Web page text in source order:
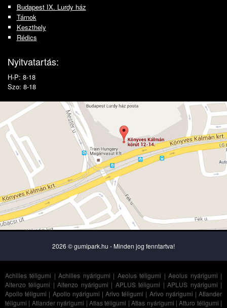
Budapest IX. Lurdy ház
Tárnok
Keszthely
Rédics
Nyitvatartás:
H-P: 8-18
Szo: 8-18
2026 © gumipark.hu - Minden jog fenntartva!
Achilles téligumi |Achilles nyárigumi | Aeolus téligumi |Aeolus nyárigumi |
Altenzo téligumi |Altenzo nyárigumi | APLUS téligumi |APLUS nyárigumi |
Apollo téligumi | Apollo nyárigumi |Arivo téligumi | Arivo nyárigumi |Atlander
téligumi | Atlander nyárigumi | Atlas téligumi |Atlas nyárigumi |Atturo téligumi |